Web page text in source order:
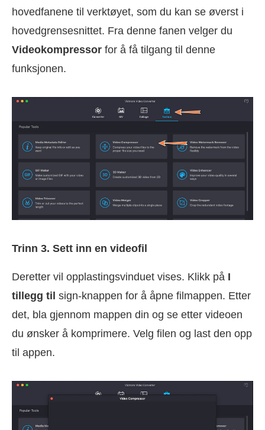
hovedfanene til verktøyet, som du kan se øverst i
hovedgrensesnittet. Fra denne fanen velger du
Videokompressor for å få tilgang til denne
funksjonen.
Trinn 3. Sett inn en videofil
Deretter vil opplastingsvinduet vises. Klikk på I
tillegg til sign-knappen for å åpne filmappen. Etter
det, bla gjennom mappen din og se etter videoen
du ønsker å komprimere. Velg filen og last den opp
til appen.